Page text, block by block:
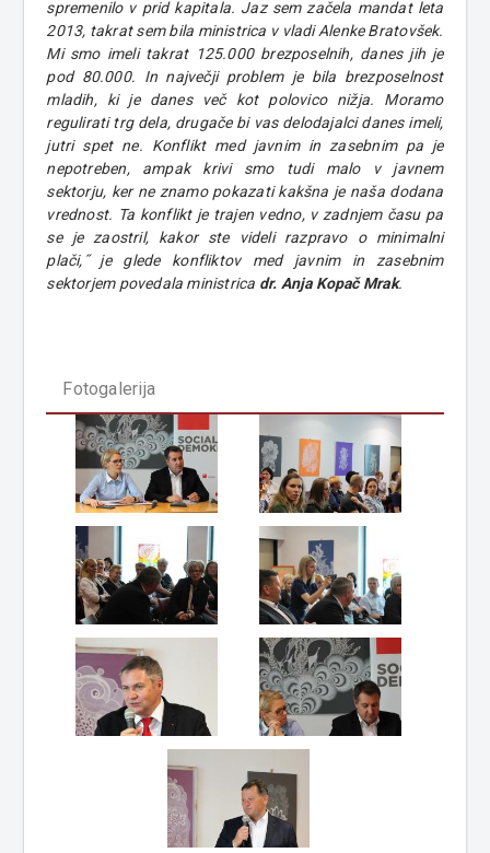
spremenilo v prid kapitala. Jaz sem začela mandat leta
2013, takrat sem bila ministrica v vladi Alenke Bratovšek.
Mi smo imeli takrat 125.000 brezposelnih, danes jih je
pod 80.000. In največji problem je bila brezposelnost
mladih, ki je danes več kot polovico nižja. Moramo
regulirati trg dela, drugače bi vas delodajalci danes imeli,
jutri spet ne. Konflikt med javnim in zasebnim pa je
nepotreben, ampak krivi smo tudi malo v javnem
sektorju, ker ne znamo pokazati kakšna je naša dodana
vrednost. Ta konflikt je trajen vedno, v zadnjem času pa
se je zaostril, kakor ste videli razpravo o minimalni
plači,˝ je glede konfliktov med javnim in zasebnim
sektorjem povedala ministrica dr. Anja Kopač Mrak.
Fotogalerija